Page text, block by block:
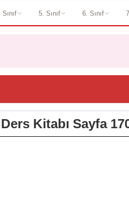
Sınıf 5. Sınıf 6. Sınıf
Kitabı Sayfa